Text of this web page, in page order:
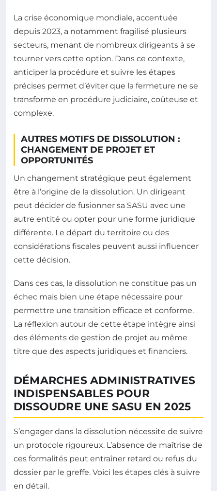
La crise économique mondiale, accentuée
depuis 2023, a notamment fragilisé plusieurs
secteurs, menant de nombreux dirigeants à se
tourner vers cette option. Dans ce contexte,
anticiper la procédure et suivre les étapes
précises permet d’éviter que la fermeture ne se
transforme en procédure judiciaire, coûteuse et
complexe.
AUTRES MOTIFS DE DISSOLUTION :
CHANGEMENT DE PROJET ET
OPPORTUNITÉS
Un changement stratégique peut également
être à l’origine de la dissolution. Un dirigeant
peut décider de fusionner sa SASU avec une
autre entité ou opter pour une forme juridique
différente. Le départ du territoire ou des
considérations fiscales peuvent aussi influencer
cette décision.
Dans ces cas, la dissolution ne constitue pas un
échec mais bien une étape nécessaire pour
permettre une transition efficace et conforme.
La réflexion autour de cette étape intègre ainsi
des éléments de gestion de projet au même
titre que des aspects juridiques et financiers.
DÉMARCHES ADMINISTRATIVES
INDISPENSABLES POUR
DISSOUDRE UNE SASU EN 2025
S’engager dans la dissolution nécessite de suivre
un protocole rigoureux. L’absence de maîtrise de
ces formalités peut entraîner retard ou refus du
dossier par le greffe. Voici les étapes clés à suivre
en détail.